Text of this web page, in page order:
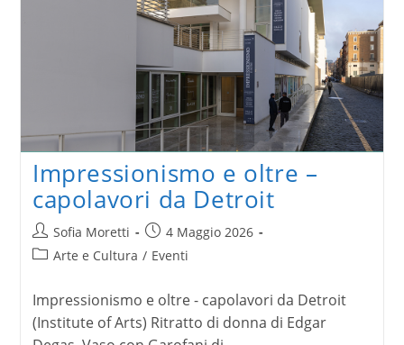
Impressionismo e oltre –
capolavori da Detroit
Autore
dell'articolo:
Sofia Moretti
Articolo
pubblicato:
4 Maggio 2026
Categoria
Arte e Cultura / Eventi
Impressionismo e oltre - capolavori da Detroit
(Institute of Arts) Ritratto di donna di Edgar